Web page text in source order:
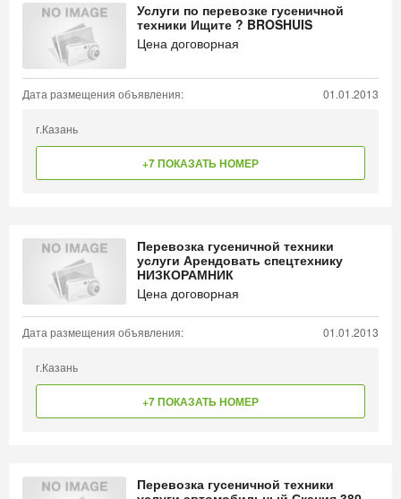
Услуги по перевозке гусеничной
техники Ищите ? BROSHUIS
Цена договорная
Дата размещения объявления: 01.01.2013
г.Казань
+7 ПОКАЗАТЬ НОМЕР
Перевозка гусеничной техники
услуги Арендовать спецтехнику
НИЗКОРАМНИК
Цена договорная
Дата размещения объявления: 01.01.2013
г.Казань
+7 ПОКАЗАТЬ НОМЕР
Перевозка гусеничной техники